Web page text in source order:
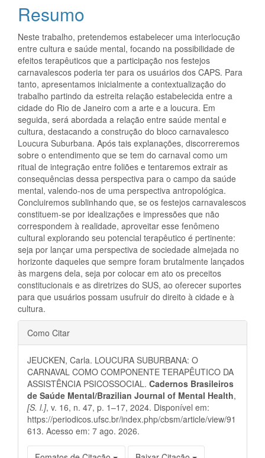
artigo
principal
Resumo
Neste trabalho, pretendemos estabelecer uma interlocução
entre cultura e saúde mental, focando na possibilidade de
efeitos terapêuticos que a participação nos festejos
carnavalescos poderia ter para os usuários dos CAPS. Para
tanto, apresentamos inicialmente a contextualização do
trabalho partindo da estreita relação estabelecida entre a
cidade do Rio de Janeiro com a arte e a loucura. Em
seguida, será abordada a relação entre saúde mental e
cultura, destacando a construção do bloco carnavalesco
Loucura Suburbana. Após tais explanações, discorreremos
sobre o entendimento que se tem do carnaval como um
ritual de integração entre foliões e tentaremos extrair as
consequências dessa perspectiva para o campo da saúde
mental, valendo-nos de uma perspectiva antropológica.
Concluiremos sublinhando que, se os festejos carnavalescos
constituem-se por idealizações e impressões que não
correspondem à realidade, aproveitar esse fenômeno
cultural explorando seu potencial terapêutico é pertinente:
seja por lançar uma perspectiva de sociedade almejada no
horizonte daqueles que sempre foram brutalmente lançados
às margens dela, seja por colocar em ato os preceitos
constitucionais e as diretrizes do SUS, ao oferecer suportes
para que usuários possam usufruir do direito à cidade e à
cultura.
Detalhes
do
artigo
Como Citar
JEUCKEN, Carla. LOUCURA SUBURBANA: O
CARNAVAL COMO COMPONENTE TERAPÊUTICO DA
ASSISTÊNCIA PSICOSSOCIAL. Cadernos Brasileiros
de Saúde Mental/Brazilian Journal of Mental Health,
[S. l.], v. 16, n. 47, p. 1–17, 2024. Disponível em:
https://periodicos.ufsc.br/index.php/cbsm/article/view/91
613. Acesso em: 7 ago. 2026.